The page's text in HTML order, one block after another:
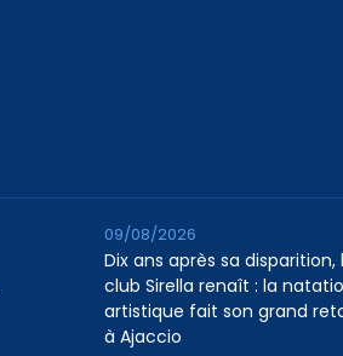
Dix ans après sa disparition,
club Sirella renaît : la
artistique fait son grand
à Ajaccio
09/08/2026